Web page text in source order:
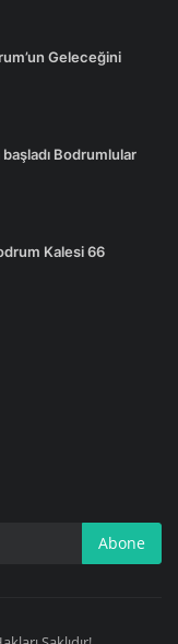
Geleceğini
Bodrumlular
Kalesi 66
Abone